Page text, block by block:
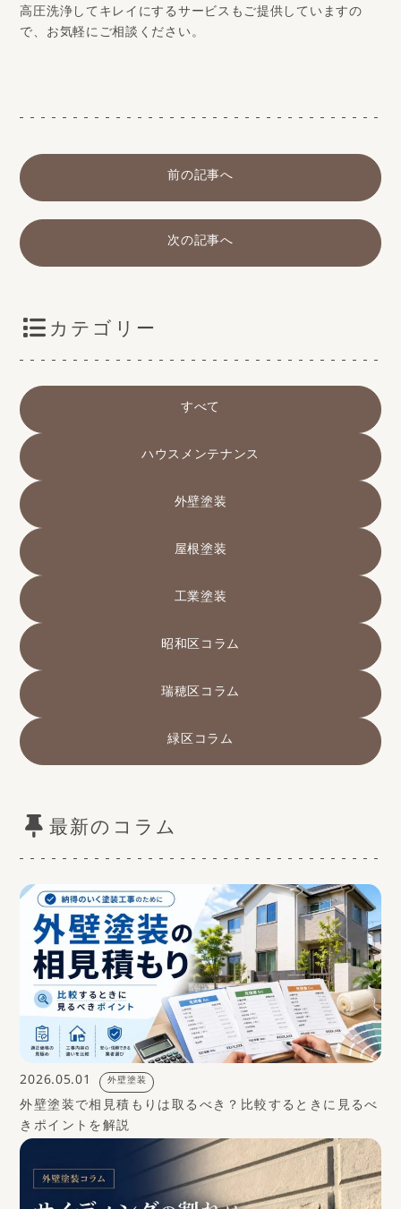
高圧洗浄してキレイにするサービスもご提供していますの
で、お気軽にご相談ください。
前の記事へ
次の記事へ
カテゴリー
すべて
ハウスメンテナンス
外壁塗装
屋根塗装
工業塗装
昭和区コラム
瑞穂区コラム
緑区コラム
最新のコラム
2026.05.01 外壁塗装
外壁塗装で相見積もりは取るべき？比較するときに見るべ
きポイントを解説